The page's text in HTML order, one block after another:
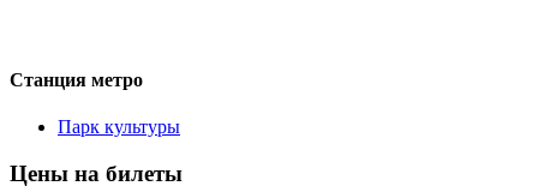
Станция метро
Парк культуры
Цены на билеты